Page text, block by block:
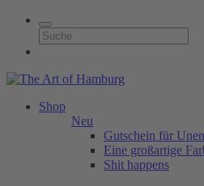
Shop
Neu
Gutschein für
Eine großartige
Shit happens